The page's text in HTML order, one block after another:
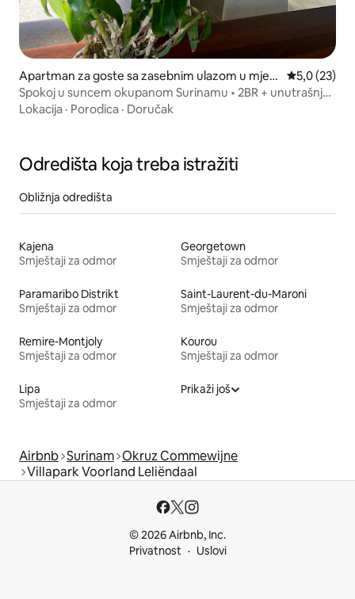
Apartman za goste sa zasebnim ulazom u mjest
u Paramaribo
prosječna
5,0 (23)
Spokoj u suncem okupanom Surinamu • 2BR + unutrašnje
dvorište
Lokacija · Porodica · Doručak
Odredišta koja treba istražiti
Obližnja odredišta
Kajena
Smještaji za odmor
Georgetown
Smještaji za odmor
Paramaribo Distrikt
Smještaji za odmor
Saint-Laurent-du-Maroni
Smještaji za odmor
Remire-Montjoly
Smještaji za odmor
Kourou
Smještaji za odmor
Lipa
Smještaji za odmor
Prikaži još
Airbnb Surinam Okruz Commewijne
Villapark Voorland Leliëndaal
© 2026 Airbnb, Inc.
Privatnost
Uslovi